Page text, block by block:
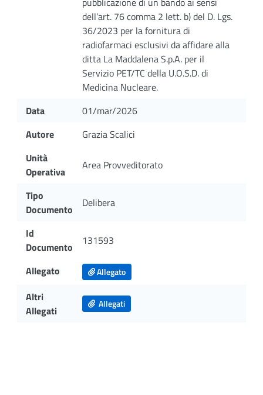
dell’art. 76 comma 2 lett. b) del D. Lgs.
36/2023 per la fornitura di
radiofarmaci esclusivi da affidare alla
ditta La Maddalena S.p.A. per il
Servizio PET/TC della U.O.S.D. di
Medicina Nucleare.
Data
01/mar/2026
Autore
Grazia Scalici
Unità
Operativa
Area Provveditorato
Tipo
Documento
Delibera
Id
Documento
131593
Allegato Allegato
Altri
Allegati
Allegati